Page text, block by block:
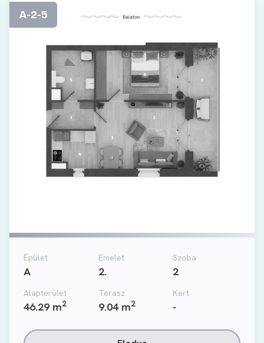
A-2-5
Épület
A
Emelet
2.
Szoba
2
Alapterület
46.29 m2
Terasz
9.04 m2
Kert
-